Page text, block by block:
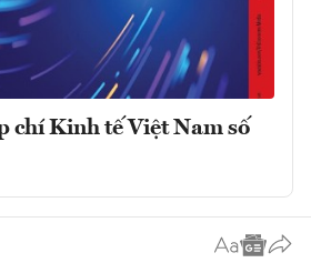
chí Kinh tế Việt Nam số